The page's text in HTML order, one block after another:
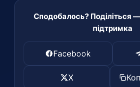
Сподобалось? Поділіться
підтримка
Facebook
X